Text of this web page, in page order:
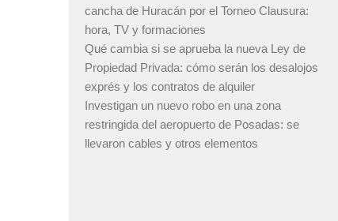
cancha de Huracán por el Torneo Clausura:
hora, TV y formaciones
Qué cambia si se aprueba la nueva Ley de
Propiedad Privada: cómo serán los desalojos
exprés y los contratos de alquiler
Investigan un nuevo robo en una zona
restringida del aeropuerto de Posadas: se
llevaron cables y otros elementos